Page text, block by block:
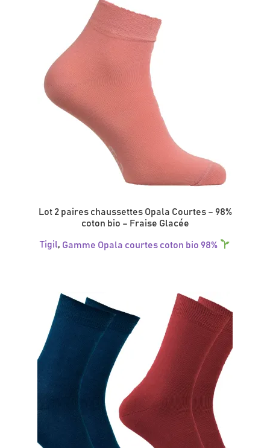
Les
options
peuvent
être
choisies
page
produit
Lot 2 paires chaussettes Opala Courtes – 98%
coton bio – Fraise Glacée
Tigil, Gamme Opala courtes coton bio 98%
variations.
Les
options
peuvent
choisies
sur
la
page